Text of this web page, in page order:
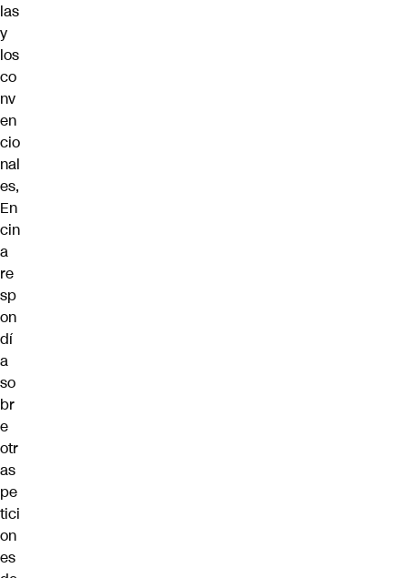
las
y
los
co
nv
en
cio
nal
es,
En
cin
a
re
sp
on
dí
a
so
br
e
otr
as
pe
tici
on
es